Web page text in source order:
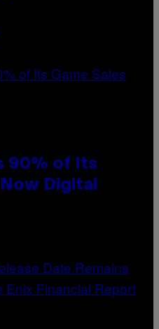
90% of Its
Digital